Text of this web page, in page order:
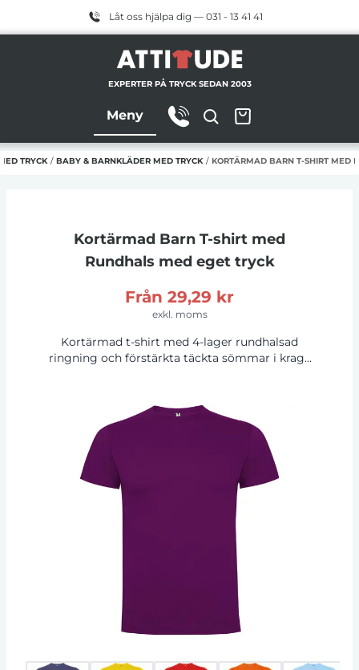
Låt oss hjälpa dig — 031 - 13 41 41
EXPERTER PÅ TRYCK SEDAN 2003
Meny
TRYCK / BABY & BARNKLÄDER MED TRYCK / KORTÄRMAD BARN T-SHIRT MED
Kortärmad Barn T-shirt med
Rundhals med eget tryck
Från 29,29 kr
exkl. moms
Kortärmad t-shirt med 4-lager rundhalsad
ringning och förstärkta täckta sömmar i krage